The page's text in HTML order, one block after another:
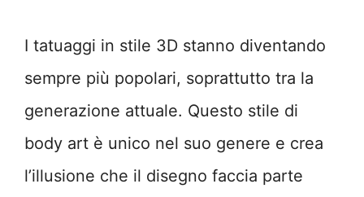
I tatuaggi in stile 3D stanno diventando
sempre più popolari, soprattutto tra la
generazione attuale. Questo stile di
body art è unico nel suo genere e crea
l’illusione che il disegno faccia parte